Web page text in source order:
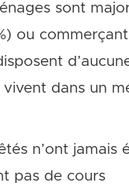
sont
ou
vivent dans un
n’ont jamais
pas de cours